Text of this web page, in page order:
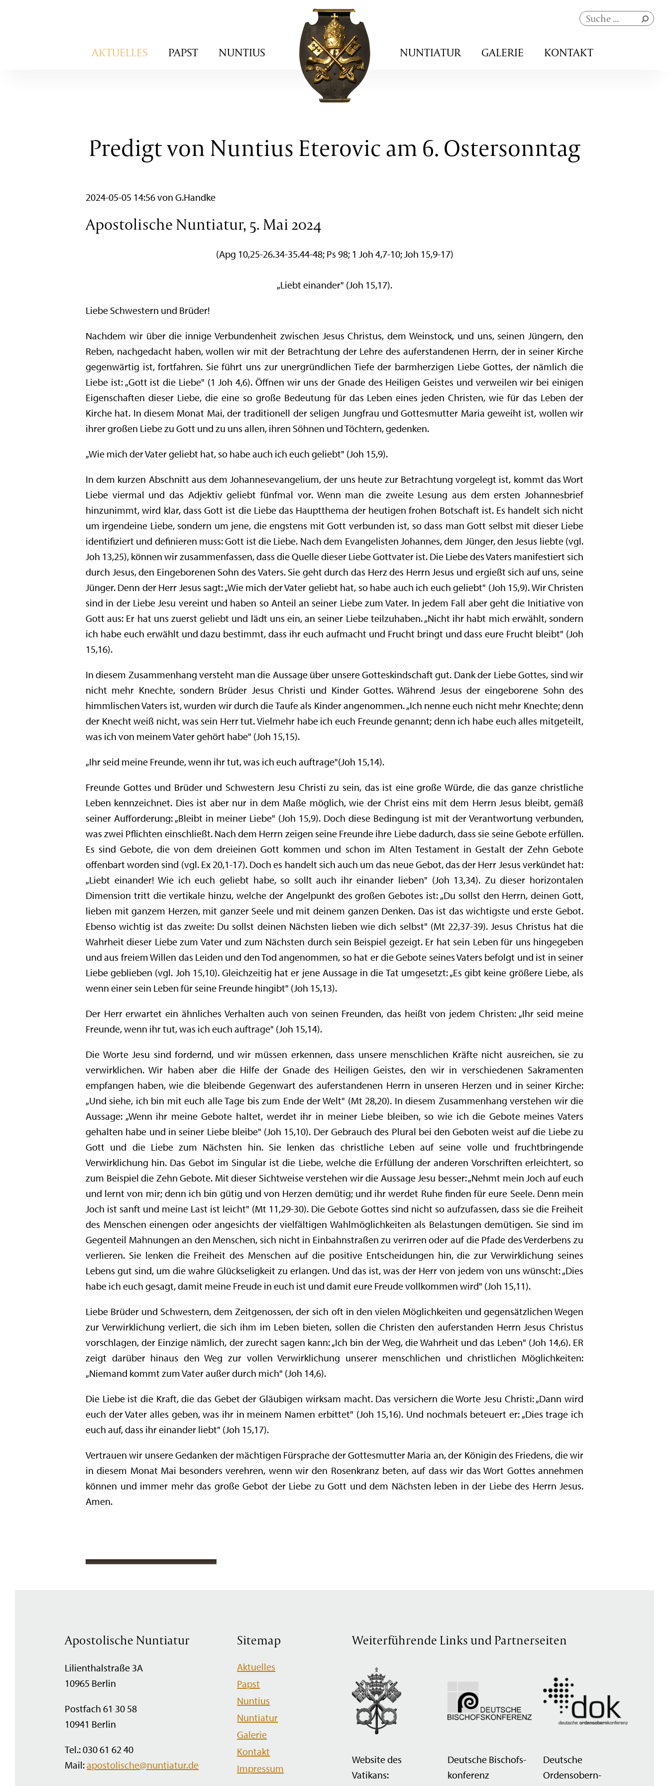
Navigation
überspringen
AKTUELLES PAPST NUNTIUS
Navigation
überspringen
NUNTIATUR GALERIE KONTAKT
Predigt von Nuntius Eterovic am 6. Ostersonntag
2024-05-05 14:56von G.Handke
Apostolische Nuntiatur, 5. Mai 2024
(Apg 10,25-26.34-35.44-48; Ps 98; 1 Joh 4,7-10; Joh 15,9-17)
„Liebt einander" (Joh 15,17).
Liebe Schwestern und Brüder!
Nachdem wir über die innige Verbundenheit zwischen Jesus Christus, dem Weinstock, und uns, seinen Jüngern, den
Reben, nachgedacht haben, wollen wir mit der Betrachtung der Lehre des auferstandenen Herrn, der in seiner Kirche
gegenwärtig ist, fortfahren. Sie führt uns zur unergründlichen Tiefe der barmherzigen Liebe Gottes, der nämlich die
Liebe ist: „Gott ist die Liebe" (1 Joh 4,6). Öffnen wir uns der Gnade des Heiligen Geistes und verweilen wir bei einigen
Eigenschaften dieser Liebe, die eine so große Bedeutung für das Leben eines jeden Christen, wie für das Leben der
Kirche hat. In diesem Monat Mai, der traditionell der seligen Jungfrau und Gottesmutter Maria geweiht ist, wollen wir
ihrer großen Liebe zu Gott und zu uns allen, ihren Söhnen und Töchtern, gedenken.
„Wie mich der Vater geliebt hat, so habe auch ich euch geliebt" (Joh 15,9).
In dem kurzen Abschnitt aus dem Johannesevangelium, der uns heute zur Betrachtung vorgelegt ist, kommt das Wort
Liebe viermal und das Adjektiv geliebt fünfmal vor. Wenn man die zweite Lesung aus dem ersten Johannesbrief
hinzunimmt, wird klar, dass Gott ist die Liebe das Hauptthema der heutigen frohen Botschaft ist. Es handelt sich nicht
um irgendeine Liebe, sondern um jene, die engstens mit Gott verbunden ist, so dass man Gott selbst mit dieser Liebe
identifiziert und definieren muss: Gott ist die Liebe. Nach dem Evangelisten Johannes, dem Jünger, den Jesus liebte (vgl.
Joh 13,25), können wir zusammenfassen, dass die Quelle dieser Liebe Gottvater ist. Die Liebe des Vaters manifestiert sich
durch Jesus, den Eingeborenen Sohn des Vaters. Sie geht durch das Herz des Herrn Jesus und ergießt sich auf uns, seine
Jünger. Denn der Herr Jesus sagt: „Wie mich der Vater geliebt hat, so habe auch ich euch geliebt" (Joh 15,9). Wir Christen
sind in der Liebe Jesu vereint und haben so Anteil an seiner Liebe zum Vater. In jedem Fall aber geht die Initiative von
Gott aus: Er hat uns zuerst geliebt und lädt uns ein, an seiner Liebe teilzuhaben. „Nicht ihr habt mich erwählt, sondern
ich habe euch erwählt und dazu bestimmt, dass ihr euch aufmacht und Frucht bringt und dass eure Frucht bleibt" (Joh
15,16).
In diesem Zusammenhang versteht man die Aussage über unsere Gotteskindschaft gut. Dank der Liebe Gottes, sind wir
nicht mehr Knechte, sondern Brüder Jesus Christi und Kinder Gottes. Während Jesus der eingeborene Sohn des
himmlischen Vaters ist, wurden wir durch die Taufe als Kinder angenommen. „Ich nenne euch nicht mehr Knechte; denn
der Knecht weiß nicht, was sein Herr tut. Vielmehr habe ich euch Freunde genannt; denn ich habe euch alles mitgeteilt,
was ich von meinem Vater gehört habe" (Joh 15,15).
„Ihr seid meine Freunde, wenn ihr tut, was ich euch auftrage"(Joh 15,14).
Freunde Gottes und Brüder und Schwestern Jesu Christi zu sein, das ist eine große Würde, die das ganze christliche
Leben kennzeichnet. Dies ist aber nur in dem Maße möglich, wie der Christ eins mit dem Herrn Jesus bleibt, gemäß
seiner Aufforderung: „Bleibt in meiner Liebe" (Joh 15,9). Doch diese Bedingung ist mit der Verantwortung verbunden,
was zwei Pflichten einschließt. Nach dem Herrn zeigen seine Freunde ihre Liebe dadurch, dass sie seine Gebote erfüllen.
Es sind Gebote, die von dem dreieinen Gott kommen und schon im Alten Testament in Gestalt der Zehn Gebote
offenbart worden sind (vgl. Ex 20,1-17). Doch es handelt sich auch um das neue Gebot, das der Herr Jesus verkündet hat:
„Liebt einander! Wie ich euch geliebt habe, so sollt auch ihr einander lieben" (Joh 13,34). Zu dieser horizontalen
Dimension tritt die vertikale hinzu, welche der Angelpunkt des großen Gebotes ist: „Du sollst den Herrn, deinen Gott,
lieben mit ganzem Herzen, mit ganzer Seele und mit deinem ganzen Denken. Das ist das wichtigste und erste Gebot.
Ebenso wichtig ist das zweite: Du sollst deinen Nächsten lieben wie dich selbst" (Mt 22,37-39). Jesus Christus hat die
Wahrheit dieser Liebe zum Vater und zum Nächsten durch sein Beispiel gezeigt. Er hat sein Leben für uns hingegeben
und aus freiem Willen das Leiden und den Tod angenommen, so hat er die Gebote seines Vaters befolgt und ist in seiner
Liebe geblieben (vgl. Joh 15,10). Gleichzeitig hat er jene Aussage in die Tat umgesetzt: „Es gibt keine größere Liebe, als
wenn einer sein Leben für seine Freunde hingibt" (Joh 15,13).
Der Herr erwartet ein ähnliches Verhalten auch von seinen Freunden, das heißt von jedem Christen: „Ihr seid meine
Freunde, wenn ihr tut, was ich euch auftrage" (Joh 15,14).
Die Worte Jesu sind fordernd, und wir müssen erkennen, dass unsere menschlichen Kräfte nicht ausreichen, sie zu
verwirklichen. Wir haben aber die Hilfe der Gnade des Heiligen Geistes, den wir in verschiedenen Sakramenten
empfangen haben, wie die bleibende Gegenwart des auferstandenen Herrn in unseren Herzen und in seiner Kirche:
„Und siehe, ich bin mit euch alle Tage bis zum Ende der Welt" (Mt 28,20). In diesem Zusammenhang verstehen wir die
Aussage: „Wenn ihr meine Gebote haltet, werdet ihr in meiner Liebe bleiben, so wie ich die Gebote meines Vaters
gehalten habe und in seiner Liebe bleibe" (Joh 15,10). Der Gebrauch des Plural bei den Geboten weist auf die Liebe zu
Gott und die Liebe zum Nächsten hin. Sie lenken das christliche Leben auf seine volle und fruchtbringende
Verwirklichung hin. Das Gebot im Singular ist die Liebe, welche die Erfüllung der anderen Vorschriften erleichtert, so
zum Beispiel die Zehn Gebote. Mit dieser Sichtweise verstehen wir die Aussage Jesu besser: „Nehmt mein Joch auf euch
und lernt von mir; denn ich bin gütig und von Herzen demütig; und ihr werdet Ruhe finden für eure Seele. Denn mein
Joch ist sanft und meine Last ist leicht" (Mt 11,29-30). Die Gebote Gottes sind nicht so aufzufassen, dass sie die Freiheit
des Menschen einengen oder angesichts der vielfältigen Wahlmöglichkeiten als Belastungen demütigen. Sie sind im
Gegenteil Mahnungen an den Menschen, sich nicht in Einbahnstraßen zu verirren oder auf die Pfade des Verderbens zu
verlieren. Sie lenken die Freiheit des Menschen auf die positive Entscheidungen hin, die zur Verwirklichung seines
Lebens gut sind, um die wahre Glückseligkeit zu erlangen. Und das ist, was der Herr von jedem von uns wünscht: „Dies
habe ich euch gesagt, damit meine Freude in euch ist und damit eure Freude vollkommen wird" (Joh 15,11).
Liebe Brüder und Schwestern, dem Zeitgenossen, der sich oft in den vielen Möglichkeiten und gegensätzlichen Wegen
zur Verwirklichung verliert, die sich ihm im Leben bieten, sollen die Christen den auferstanden Herrn Jesus Christus
vorschlagen, der Einzige nämlich, der zurecht sagen kann: „Ich bin der Weg, die Wahrheit und das Leben" (Joh 14,6). ER
zeigt darüber hinaus den Weg zur vollen Verwirklichung unserer menschlichen und christlichen Möglichkeiten:
„Niemand kommt zum Vater außer durch mich" (Joh 14,6).
Die Liebe ist die Kraft, die das Gebet der Gläubigen wirksam macht. Das versichern die Worte Jesu Christi: „Dann wird
euch der Vater alles geben, was ihr in meinem Namen erbittet" (Joh 15,16). Und nochmals beteuert er: „Dies trage ich
euch auf, dass ihr einander liebt" (Joh 15,17).
Vertrauen wir unsere Gedanken der mächtigen Fürsprache der Gottesmutter Maria an, der Königin des Friedens, die wir
in diesem Monat Mai besonders verehren, wenn wir den Rosenkranz beten, auf dass wir das Wort Gottes annehmen
können und immer mehr das große Gebot der Liebe zu Gott und dem Nächsten leben in der Liebe des Herrn Jesus.
Amen.
Apostolische Nuntiatur
Lilienthalstraße 3A
10965 Berlin
Postfach 61 30 58
10941 Berlin
Tel.: 030 61 62 40
Mail:apostolische@nuntiatur.de
Sitemap
Navigation
überspringen
Aktuelles
Papst
Nuntius
Nuntiatur
Galerie
Kontakt
Impressum
Weiterführende Links und Partnerseiten
Website des
Vatikans:
Deutsche Bischofs­
konferenz
Deutsche
Ordensobern­